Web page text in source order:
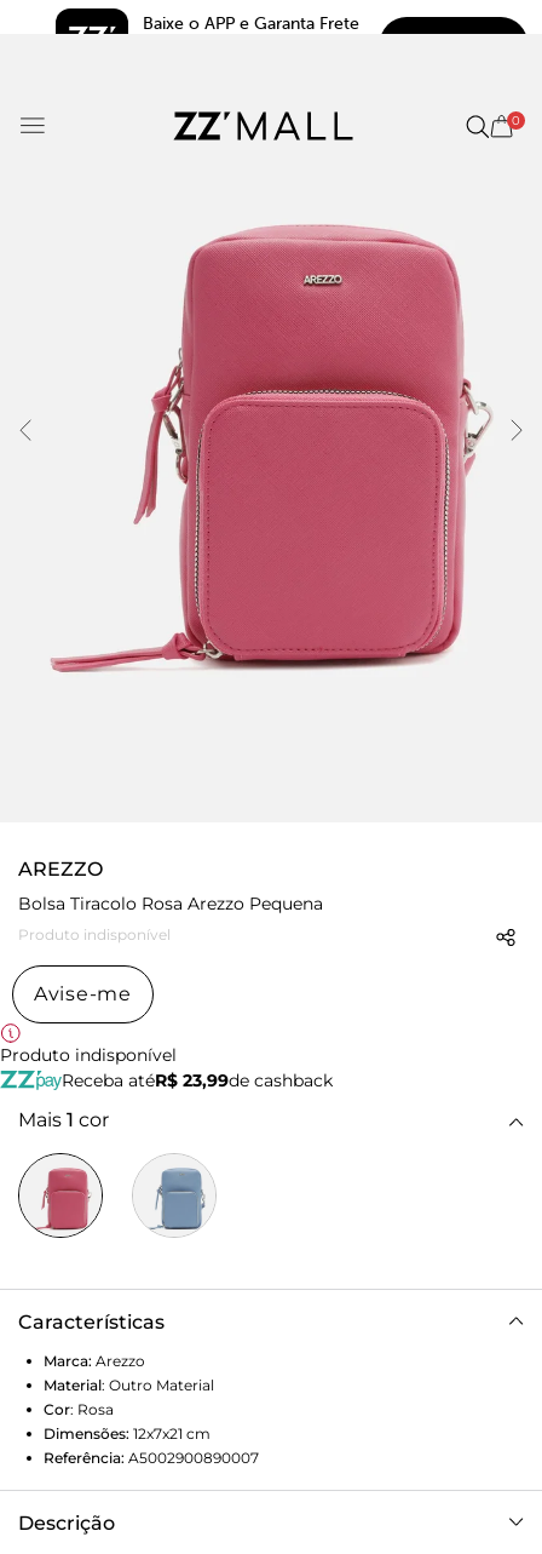
Baixe o APP e Garanta Frete
0
AREZZO
Bolsa Tiracolo Rosa Arezzo Pequena
Produto indisponível
Avise-me
Produto indisponível
Receba atéR$ 23,99de cashback
Mais 1 cor
Características
Marca: Arezzo
Material: Outro Material
Cor: Rosa
Dimensões: 12x7x21 cm
Referência: A5002900890007
Descrição